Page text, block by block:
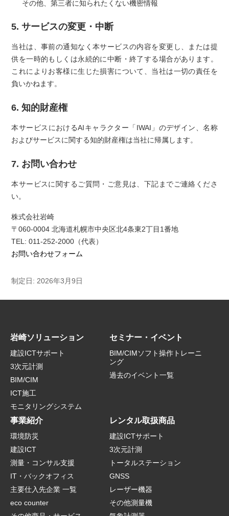
その他、第三者に知られたくない機密情報
5. サービスの変更・中断
当社は、事前の通知なく本サービスの内容を変更し、または提
供を一時的もしくは永続的に中断・終了する場合があります。
これによりお客様に生じた損害について、当社は一切の責任を
負いかねます。
6. 知的財産権
本サービスにおけるAIキャラクター「IWAI」のデザイン、名称
およびサービスに関する知的財産権は当社に帰属します。
7. お問い合わせ
本サービスに関するご質問・ご意見は、下記までご連絡くださ
い。
株式会社岩崎
〒060-0004 北海道札幌市中央区北4条東2丁目1番地
TEL: 011-252-2000（代表）
お問い合わせフォーム
制定日: 2026年3月9日
岩崎ソリューション
建設ICTサポート
3次元計測
BIM/CIM
ICT施工
モニタリングシステム
セミナー・イベント
BIM/CIMソフト操作トレーニ
ング
過去のイベント一覧
事業紹介
環境防災
建設ICT
測量・コンサル支援
IT・バックオフィス
主要仕入先企業 一覧
eco counter
レンタル取扱商品
建設ICTサポート
3次元計測
トータルステーション
GNSS
レーザー機器
その他測量機